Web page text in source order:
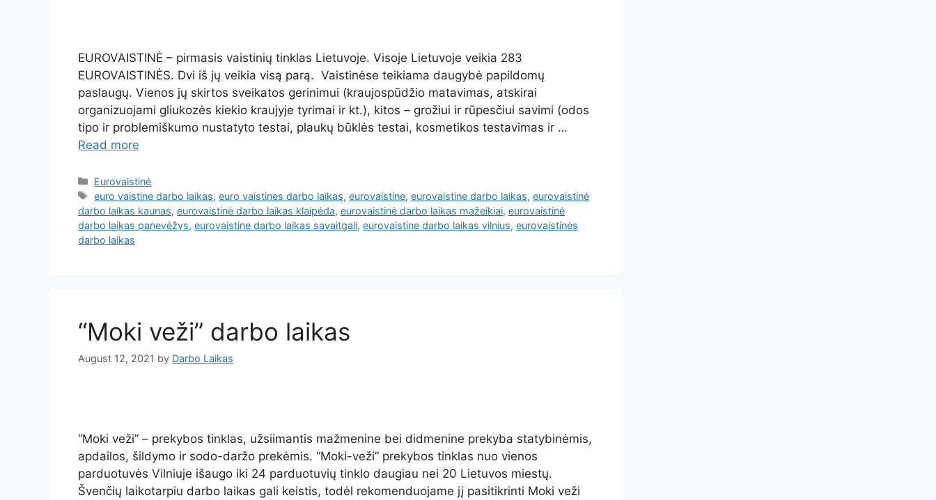
EUROVAISTINĖ – pirmasis vaistinių tinklas Lietuvoje. Visoje Lietuvoje veikia 283
EUROVAISTINĖS. Dvi iš jų veikia visą parą. Vaistinėse teikiama daugybė papildomų
paslaugų. Vienos jų skirtos sveikatos gerinimui (kraujospūdžio matavimas, atskirai
organizuojami gliukozės kiekio kraujyje tyrimai ir kt.), kitos – grožiui ir rūpesčiui savimi (odos
tipo ir problemiškumo nustatyto testai, plaukų būklės testai, kosmetikos testavimas ir …
Read more
Eurovaistinė
euro vaistine darbo laikas,euro vaistines darbo laikas,eurovaistine,eurovaistine darbo laikas,eurovaistinė
darbo laikas kaunas, eurovaistinė darbo laikas klaipėda, eurovaistinė darbo laikas mažeikiai, eurovaistinė
darbo laikas panevėžys, eurovaistine darbo laikas savaitgali, eurovaistine darbo laikas vilnius, eurovaistinės
darbo laikas
“Moki veži” darbo laikas
August 12, 2021 by Darbo Laikas
“Moki veži” – prekybos tinklas, užsiimantis mažmenine bei didmenine prekyba statybinėmis,
apdailos, šildymo ir sodo-daržo prekėmis. “Moki-veži” prekybos tinklas nuo vienos
parduotuvės Vilniuje išaugo iki 24 parduotuvių tinklo daugiau nei 20 Lietuvos miestų.
Švenčių laikotarpiu darbo laikas gali keistis, todėl rekomenduojame jį pasitikrinti Moki veži